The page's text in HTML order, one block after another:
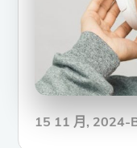
Posted
15 11 月, 2024